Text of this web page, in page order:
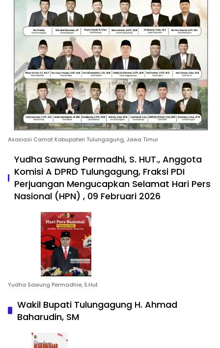
Asosiasi Camat Kabupaten Tulungagung, Jawa Timur
Yudha Sawung Permadhi, S. HUT., Anggota
Komisi A DPRD Tulungagung, Fraksi PDI
Perjuangan Mengucapkan Selamat Hari Pers
Nasional (HPN) , 09 Februari 2026
Yudha Sawung Permadhie, S.Hut
Wakil Bupati Tulungagung H. Ahmad
Baharudin, SM